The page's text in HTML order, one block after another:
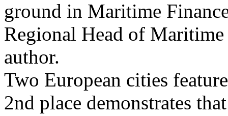
ground in Maritime
Regional Head of
author.
Two European cities
2nd place demonstrates